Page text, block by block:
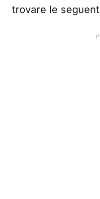
trovare le